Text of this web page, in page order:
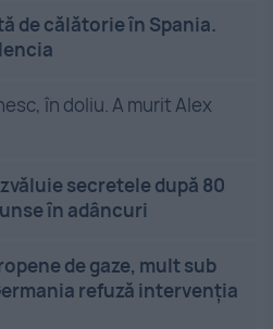
de călătorie în Spania.
în doliu. A murit Alex
secretele după 80
în adâncuri
de gaze, mult sub
refuză intervenția